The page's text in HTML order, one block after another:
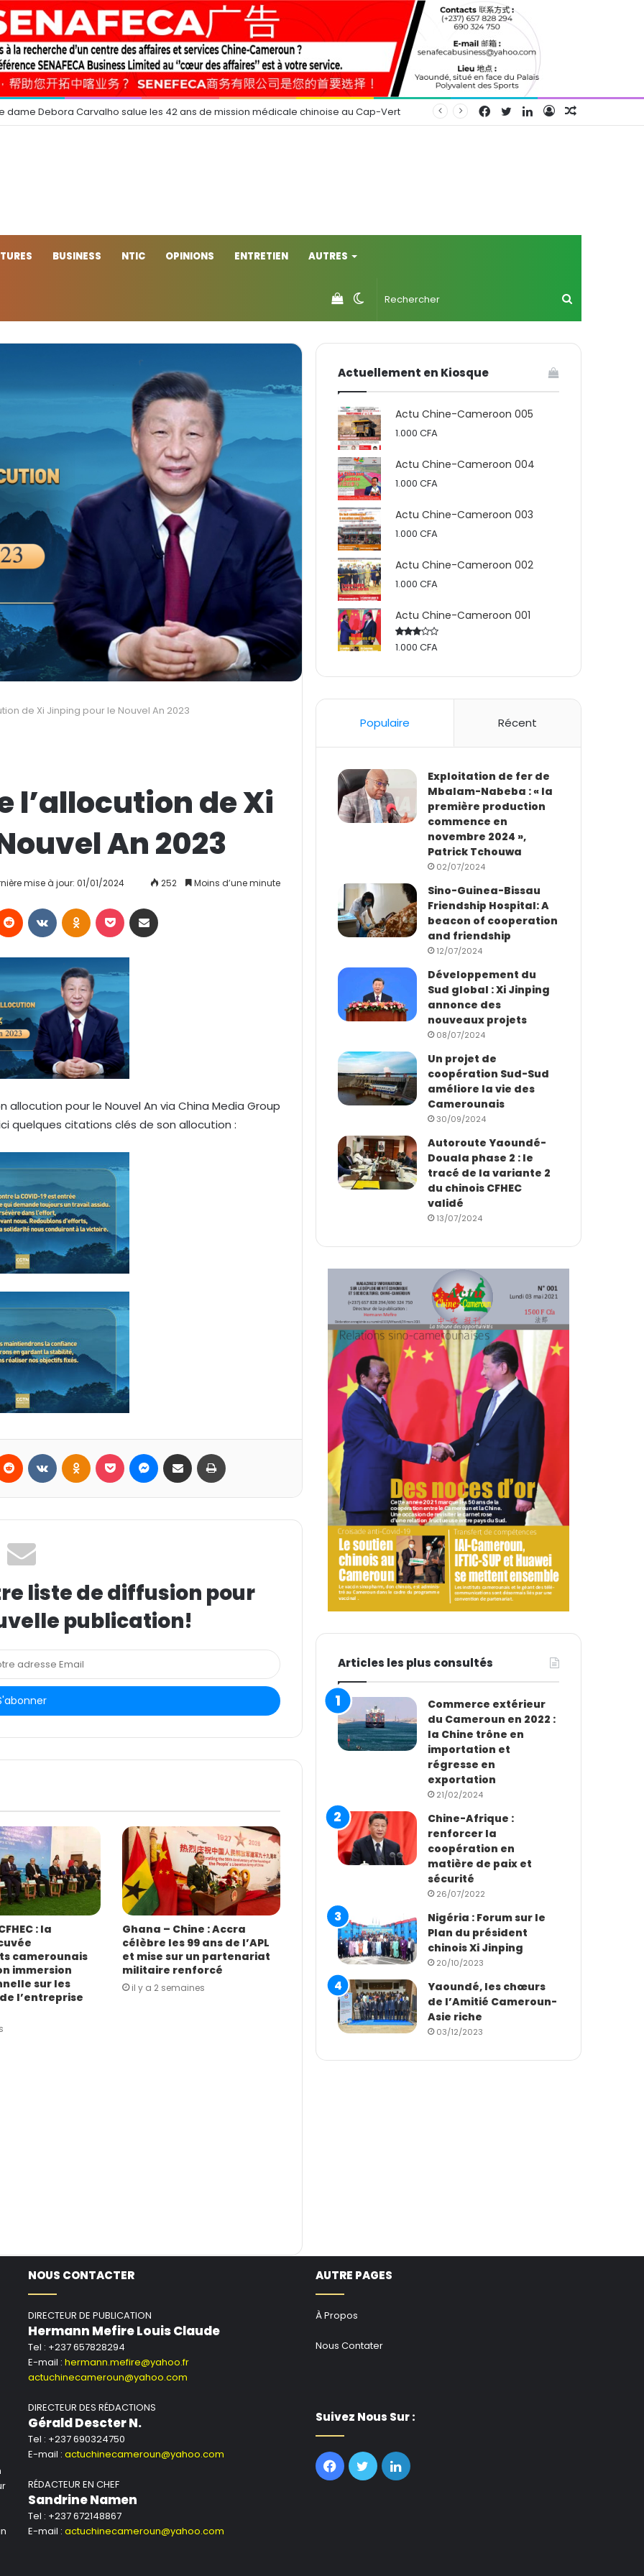
dame Debora Carvalho salue les 42 ans de mission médicale chinoise au Cap-Vert Connexion
Linkedin
Twitter
Facebook
BUSINESS NTIC OPINIONS ENTRETIEN AUTRES
Switch
skin
Voir
votre
de Xi Jinping pour le Nouvel An 2023
l’allocution de Xi
An 2023
mise à jour: 01/01/2024 252 Moins d’une minute
allocution pour le Nouvel An via China Media Group
quelques citations clés de son allocution :
liste de diffusion pour
publication!
: la
camerounais
immersion
sur les
l’entreprise
Ghana – Chine : Accra
célèbre les 99 ans de l’APL
et mise sur un partenariat
militaire renforcé
il y a 2 semaines
Actuellement en Kiosque
Actu Chine-Cameroon 005
1.000CFA
Actu Chine-Cameroon 004
1.000CFA
Actu Chine-Cameroon 003
1.000CFA
Actu Chine-Cameroon 002
1.000CFA
Actu Chine-Cameroon 001
Rated
1.000CFA
Populaire Récent
Exploitation de fer de
Mbalam-Nabeba : « la
première production
commence en
novembre 2024 »,
Patrick Tchouwa
02/07/2024
Sino-Guinea-Bissau
Friendship Hospital: A
beacon of cooperation
and friendship
12/07/2024
Développement du
Sud global : Xi Jinping
annonce des
nouveaux projets
08/07/2024
Un projet de
coopération Sud-Sud
améliore la vie des
Camerounais
30/09/2024
Autoroute Yaoundé-
Douala phase 2 : le
tracé de la variante 2
du chinois CFHEC
validé
13/07/2024
Articles les plus consultés
Commerce extérieur
du Cameroun en 2022 :
la Chine trône en
importation et
régresse en
exportation
21/02/2024
Chine-Afrique :
renforcer la
coopération en
matière de paix et
sécurité
26/07/2022
Nigéria : Forum sur le
Plan du président
chinois Xi Jinping
20/10/2023
Yaoundé, les chœurs
de l’Amitié Cameroun-
Asie riche
03/12/2023
NOUS CONTACTER
DIRECTEUR DE PUBLICATION
Hermann Mefire Louis Claude
Tel : +237 657828294
E-mail : hermann.mefire@yahoo.fr
actuchinecameroun@yahoo.com
DIRECTEUR DES RÉDACTIONS
Gérald Descter N.
Tel : +237 690324750
E-mail : actuchinecameroun@yahoo.com
RÉDACTEUR EN CHEF
Sandrine Namen
Tel : +237 672148867
E-mail : actuchinecameroun@yahoo.com
AUTRE PAGES
À Propos
Nous Contater
Suivez Nous Sur :
Facebook
TwitterLinkedin